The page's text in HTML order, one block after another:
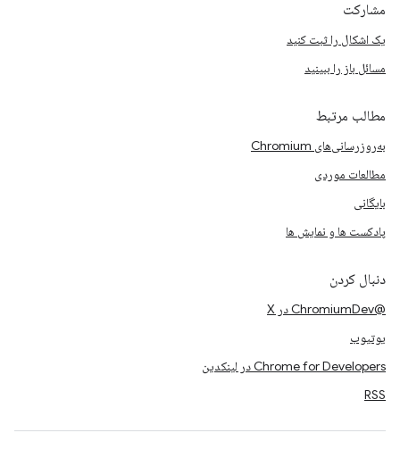
مشارکت
یک اشکال را ثبت کنید
مسائل باز را ببینید
مطالب مرتبط
به‌روزرسانی‌های Chromium
مطالعات موردی
بایگانی
پادکست ها و نمایش ها
دنبال کردن
@ChromiumDev در X
یوتیوب
Chrome for Developers در لینکدین
RSS